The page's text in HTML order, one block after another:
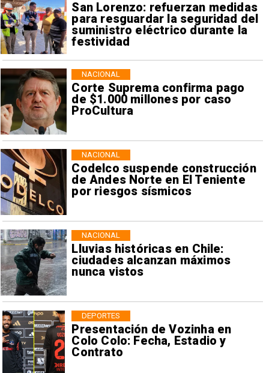
San Lorenzo: refuerzan medidas
para resguardar la seguridad del
suministro eléctrico durante la
festividad
Corte Suprema confirma pago
de $1.000 millones por caso
ProCultura
NACIONAL
Codelco suspende construcción
de Andes Norte en El Teniente
por riesgos sísmicos
NACIONAL
Lluvias históricas en Chile:
ciudades alcanzan máximos
nunca vistos
NACIONAL
Presentación de Vozinha en
Colo Colo: Fecha, Estadio y
Contrato
DEPORTES